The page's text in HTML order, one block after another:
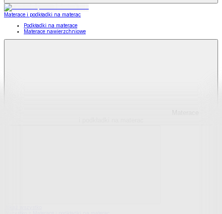
Materace i podkładki na materac
Podkładki na materace
Materace nawierzchniowe